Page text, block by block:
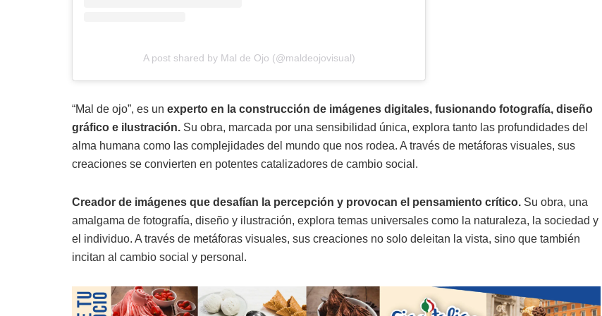
A post shared by Mal de Ojo (@maldeojovisual)
“Mal de ojo”, es un experto en la construcción de imágenes digitales, fusionando fotografía, diseño
gráfico e ilustración. Su obra, marcada por una sensibilidad única, explora tanto las profundidades del
alma humana como las complejidades del mundo que nos rodea. A través de metáforas visuales, sus
creaciones se convierten en potentes catalizadores de cambio social.
Creador de imágenes que desafían la percepción y provocan el pensamiento crítico. Su obra, una
amalgama de fotografía, diseño y ilustración, explora temas universales como la naturaleza, la sociedad y
el individuo. A través de metáforas visuales, sus creaciones no solo deleitan la vista, sino que también
incitan al cambio social y personal.